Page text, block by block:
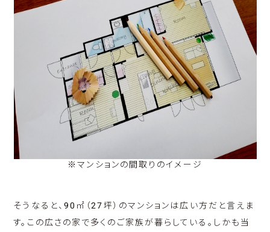
※マンションの間取りのイメージ
そうなると、90㎡（27坪）のマンションは広い方だと言えま
す。この広さの家で多くのご家族が暮らしている。しかも当